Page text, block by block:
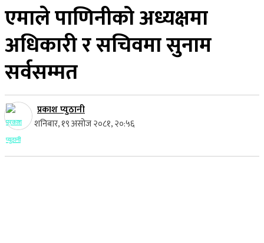
एमाले पाणिनीको अध्यक्षमा
अधिकारी र सचिवमा सुनाम
सर्वसम्मत
प्रकाश प्युठानी
शनिबार, १९ असोज २०८१, २०:५६